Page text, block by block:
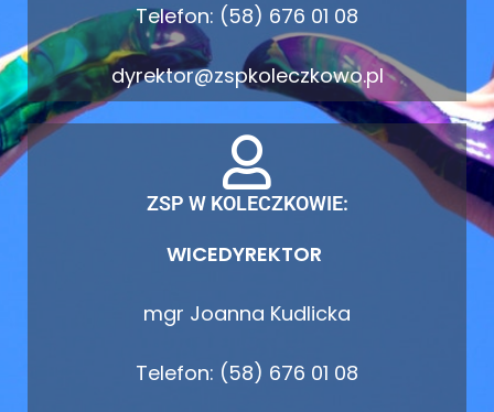
Telefon: (58) 676 01 08
dyrektor@zspkoleczkowo.pl
ZSP W KOLECZKOWIE:
WICEDYREKTOR
mgr Joanna Kudlicka
Telefon: (58) 676 01 08